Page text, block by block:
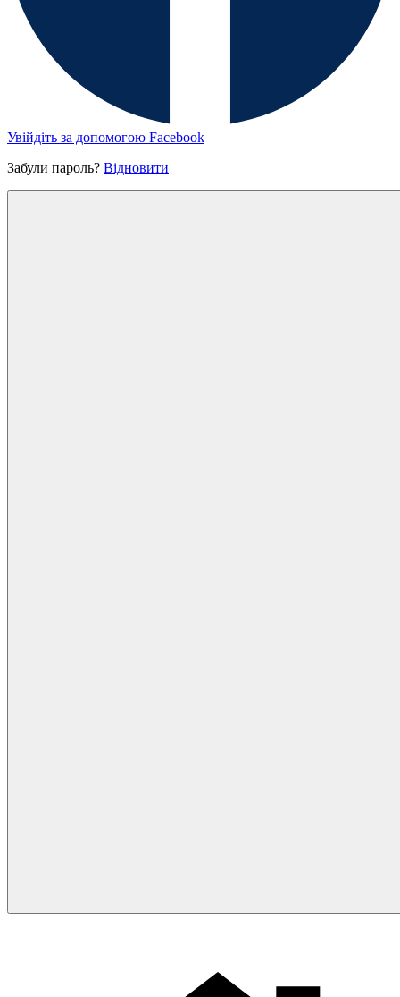
Увійдіть за допомогою Facebook
Забули пароль? Відновити